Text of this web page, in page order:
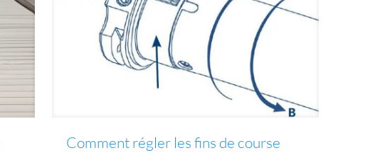
Comment régler les fins de course